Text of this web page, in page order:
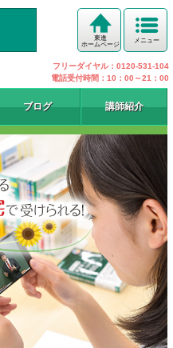
メニュー
東進
ホームページ
フリーダイヤル：0120-531-104
電話受付時間：10：00～21：00
ブログ 講師紹介